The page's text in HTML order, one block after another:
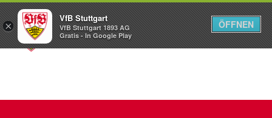
Menü
×
VfB Stuttgart
VfB Stuttgart 1893 AG
Gratis - In Google Play
ÖFFNEN